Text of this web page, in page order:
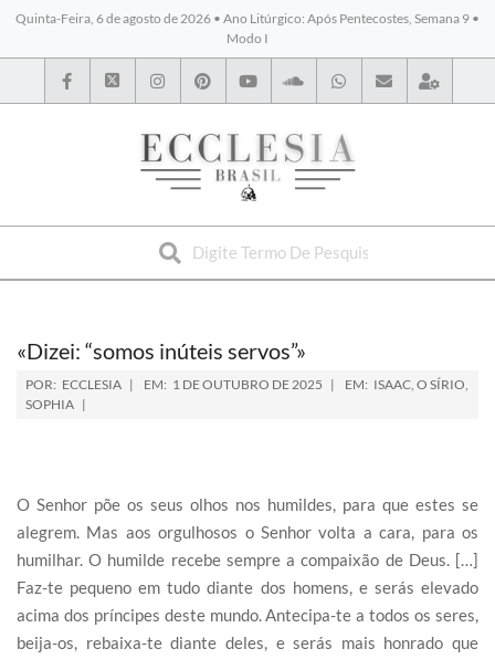
Quinta-Feira, 6 de agosto de 2026 • Ano Litúrgico: Após Pentecostes, Semana 9 •
Modo I
BYBLOS
«Dizei: “somos inúteis servos”»
POR: ECCLESIA EM: 1 DE OUTUBRO DE 2025 EM: ISAAC, O SÍRIO,
SOPHIA
O Senhor põe os seus olhos nos humildes, para que estes se
alegrem. Mas aos orgulhosos o Senhor volta a cara, para os
humilhar. O humilde recebe sempre a compaixão de Deus. […]
Faz-te pequeno em tudo diante dos homens, e serás elevado
acima dos príncipes deste mundo. Antecipa-te a todos os seres,
beija-os, rebaixa-te diante deles, e serás mais honrado que